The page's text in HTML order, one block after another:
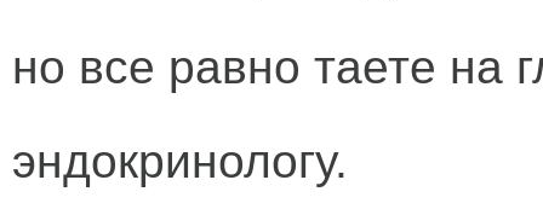
но все равно таете на
эндокринологу.